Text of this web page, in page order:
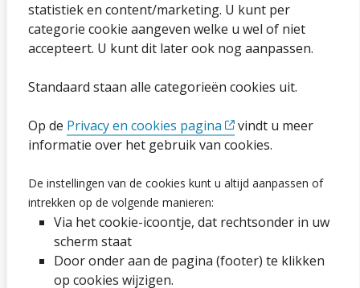
statistiek en content/marketing. U kunt per
categorie cookie aangeven welke u wel of niet
accepteert. U kunt dit later ook nog aanpassen.
Standaard staan alle categorieën cookies uit.
Op de Privacy en cookies pagina
vindt u meer
informatie over het gebruik van cookies.
De instellingen van de cookies kunt u altijd aanpassen of
intrekken op de volgende manieren:
Via het cookie-icoontje, dat rechtsonder in uw
scherm staat
Door onder aan de pagina (footer) te klikken
op cookies wijzigen.
Privacybeleid en cookies
Cookies wijzigen
Ga naar de pagina
Proclaimer en copyright
Webarchief